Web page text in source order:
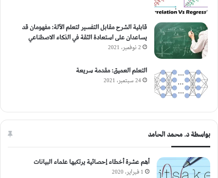
قابلية الشرح مقابل التفسير لتعلم الآلة: مفهومان قد
يساعدان على استعادة الثقة في الذكاء الاصطناعي
2 نوفمبر، 2021
التعلم العميق: مقدمة سريعة
24 سبتمبر، 2021
بواسطة د. محمد الحامد
أهم عشرة أخطاء إحصائية يرتكبها علماء البيانات
1 فبراير، 2020